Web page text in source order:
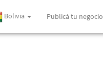
Bolivia Publicá tu negocio